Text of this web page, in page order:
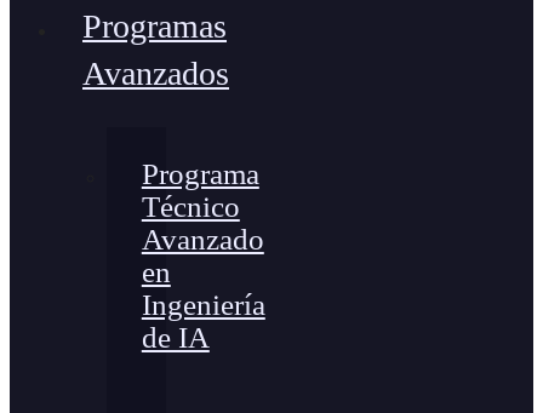
Programas
Avanzados
Programa
Técnico
Avanzado
en
Ingeniería
de IA